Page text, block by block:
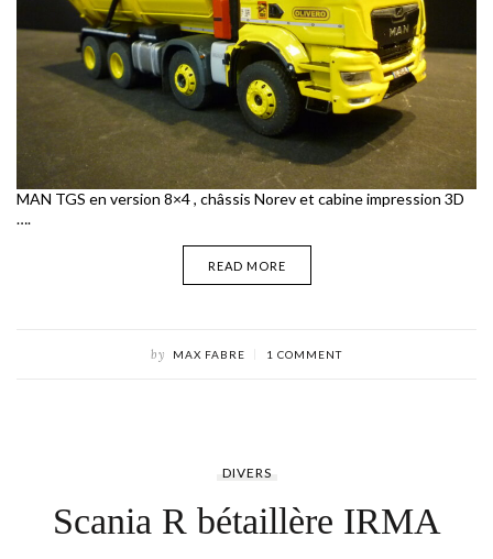
MAN TGS en version 8×4 , châssis Norev et cabine impression 3D
….
READ MORE
by MAX FABRE 1 COMMENT
DIVERS
Scania R bétaillère IRMA